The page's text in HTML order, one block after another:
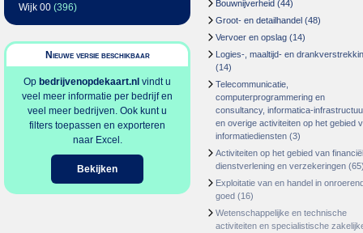
Wijk 00 (396)
Nieuwe versie beschikbaar
Op bedrijvenopdekaart.nl vindt u
veel meer informatie per bedrijf en
veel meer bedrijven. Ook kunt u
filters toepassen en exporteren
naar Excel.
Bekijken
Bouwnijverheid (44)
Groot- en detailhandel (48)
Vervoer en opslag (14)
Logies-, maaltijd- en
(14)
Telecommunicatie,
computerprogrammering en
consultancy, informatica-
en overige activiteiten op het gebied
informatiediensten (3)
Activiteiten op het gebied van
dienstverlening en verzekeringen
Exploitatie van en handel in
goed (16)
Wetenschappelijke en technische
activiteiten en specialistische